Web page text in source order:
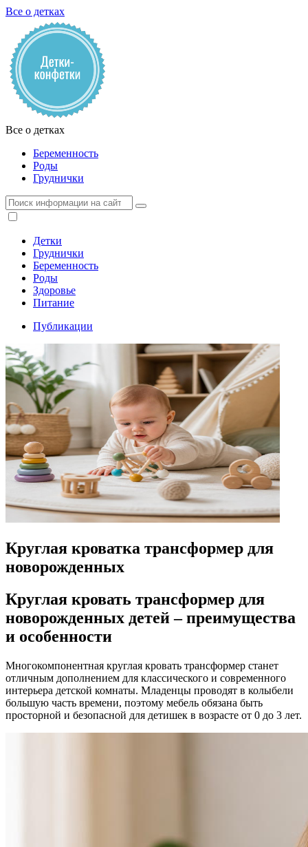
Все о детках
Все о детках
Беременность
Роды
Груднички
Детки
Груднички
Беременность
Роды
Здоровье
Питание
Публикации
Круглая кроватка трансформер для
новорожденных
Круглая кровать трансформер для
новорожденных детей – преимущества
и особенности
Многокомпонентная круглая кровать трансформер станет
отличным дополнением для классического и современного
интерьера детской комнаты. Младенцы проводят в колыбели
большую часть времени, поэтому мебель обязана быть
просторной и безопасной для детишек в возрасте от 0 до 3 лет.